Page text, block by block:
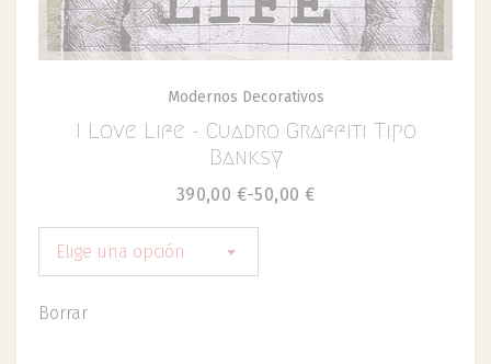
Modernos Decorativos
I Love Life - Cuadro Graffiti Tipo
Banksy
50,00 €
-
390,00 €
Elige una opción
Borrar